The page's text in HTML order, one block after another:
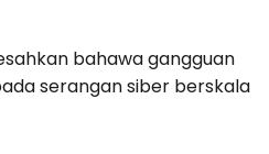
bahawa gangguan
serangan siber berskala